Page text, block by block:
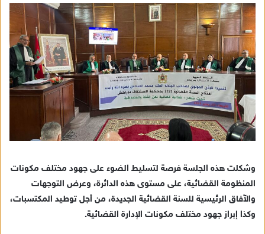
ا
وشكلت هذه الجلسة فرصة لتسليط الضوء على جهود مختلف مكونات
المنظومة القضائية، على مستوى هذه الدائرة، وعرض التوجهات
والآفاق الرئيسية للسنة القضائية الجديدة، من أجل توطيد المكتسبات،
وكذا إبراز جهود مختلف مكونات الإدارة القضائية.